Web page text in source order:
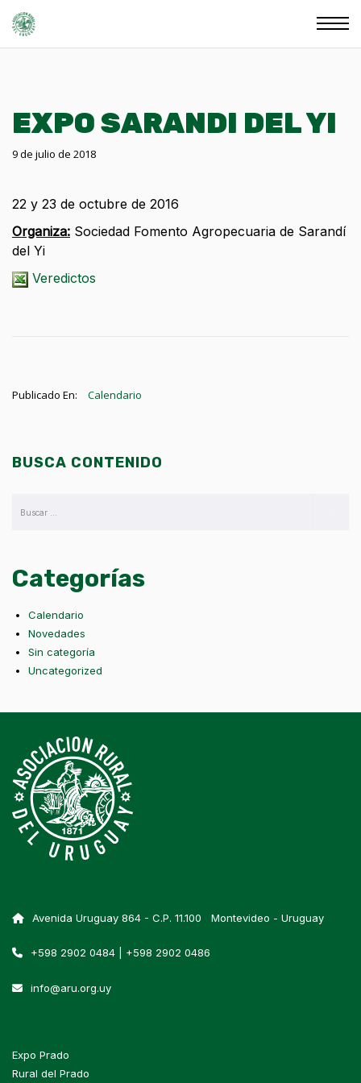
EXPO SARANDI DEL YI
9 de julio de 2018
22 y 23 de octubre de 2016
Organiza: Sociedad Fomento Agropecuaria de Sarandí
del Yi
Veredictos
Publicado En: Calendario
BUSCA CONTENIDO
Categorías
Calendario
Novedades
Sin categoría
Uncategorized
Avenida Uruguay 864 - C.P. 11.100 Montevideo - Uruguay
+598 2902 0484 | +598 2902 0486
info@aru.org.uy
Expo Prado
Rural del Prado